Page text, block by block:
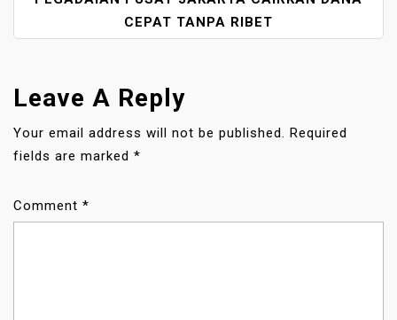
V
G
A
T
I
CEPAT TANPA RIBET
Leave A Reply
Your email address will not be published. Required
fields are marked *
Comment *